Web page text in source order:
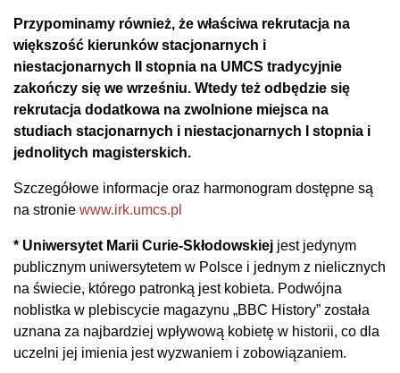
Przypominamy również, że właściwa rekrutacja na
większość kierunków stacjonarnych i
niestacjonarnych II stopnia na UMCS tradycyjnie
zakończy się we wrześniu. Wtedy też odbędzie się
rekrutacja dodatkowa na zwolnione miejsca na
studiach stacjonarnych i niestacjonarnych I stopnia i
jednolitych magisterskich.
Szczegółowe informacje oraz harmonogram dostępne są
na stronie www.irk.umcs.pl
* Uniwersytet Marii Curie-Skłodowskiej jest jedynym
publicznym uniwersytetem w Polsce i jednym z nielicznych
na świecie, którego patronką jest kobieta. Podwójna
noblistka w plebiscycie magazynu „BBC History” została
uznana za najbardziej wpływową kobietę w historii, co dla
uczelni jej imienia jest wyzwaniem i zobowiązaniem.